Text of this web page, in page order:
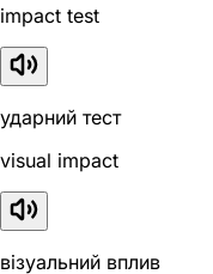
impact test
ударний тест
visual impact
візуальний вплив